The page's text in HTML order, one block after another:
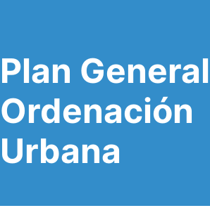
Plan
Ordenación
Urbana